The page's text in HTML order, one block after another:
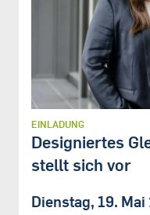
EINLADUNG
Designiertes
stellt sich vor
Dienstag, 19. Mai